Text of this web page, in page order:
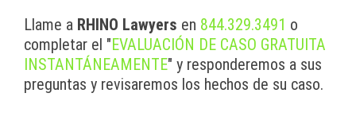
Llame a RHINO Lawyers en 844.329.3491 o
completar el "EVALUACIÓN DE CASO GRATUITA
INSTANTÁNEAMENTE" y responderemos a sus
preguntas y revisaremos los hechos de su caso.